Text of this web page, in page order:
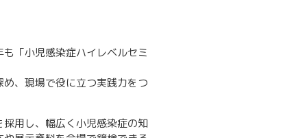
「小児感染症ハイレベルセミ
、現場で役に立つ実践力をつ
用し、幅広く小児感染症の知